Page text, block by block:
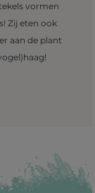
vormen
Zij eten ook
aan de plant